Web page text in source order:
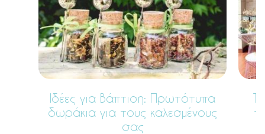
Ιδέες για Βάπτιση: Πρωτότυπα
δωράκια για τους καλεσμένους
σας